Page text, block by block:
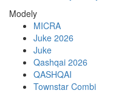
Modely
MICRA
Juke 2026
Juke
Qashqai 2026
QASHQAI
Townstar Combi